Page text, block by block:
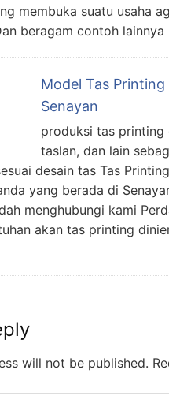
membuka suatu usaha
beragam contoh
Model Tas
Senayan
produksi tas printing
taslan, dan lain
desain tas Tas
yang berada di
menghubungi kami
akan tas printing
will not be published.